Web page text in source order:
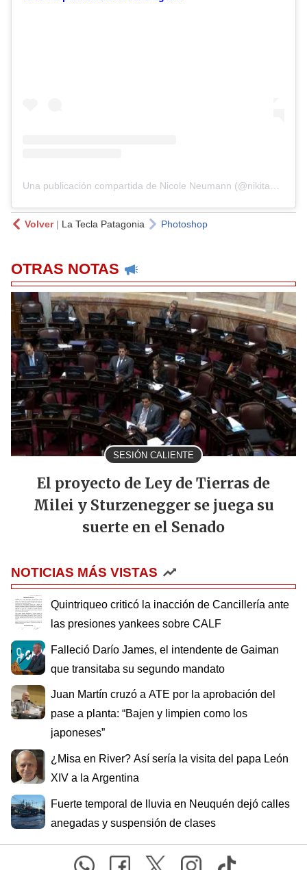
Una publicación compartida de Nicole Neumann (@nikitaneumannoficial)
Volver| La Tecla Patagonia Photoshop
OTRAS NOTAS
SESIÓN CALIENTE
El proyecto de Ley de Tierras de
Milei y Sturzenegger se juega su
suerte en el Senado
NOTICIAS MÁS VISTAS
Quintriqueo criticó la inacción de Cancillería ante
las presiones yankees sobre CALF
Falleció Darío James, el intendente de Gaiman
que transitaba su segundo mandato
Juan Martín cruzó a ATE por la aprobación del
pase a planta: “Bajen y limpien como los
japoneses”
¿Misa en River? Así sería la visita del papa León
XIV a la Argentina
Fuerte temporal de lluvia en Neuquén dejó calles
anegadas y suspensión de clases